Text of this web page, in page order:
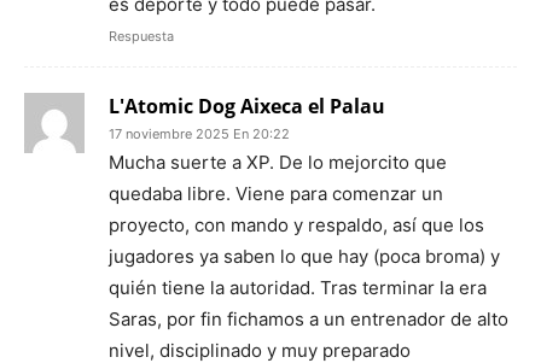
Respuesta
L'Atomic Dog Aixeca el Palau
17 noviembre 2025 En 20:22
Mucha suerte a XP. De lo mejorcito que
quedaba libre. Viene para comenzar un
proyecto, con mando y respaldo, así que los
jugadores ya saben lo que hay (poca broma) y
quién tiene la autoridad. Tras terminar la era
Saras, por fin fichamos a un entrenador de alto
nivel, disciplinado y muy preparado